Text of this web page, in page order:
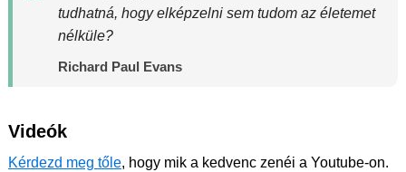
tudhatná, hogy elképzelni sem tudom az életemet
nélküle?
Richard Paul Evans
Videók
Kérdezd meg tőle, hogy mik a kedvenc zenéi a Youtube-on.